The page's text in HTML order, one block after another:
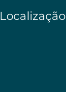
Localização